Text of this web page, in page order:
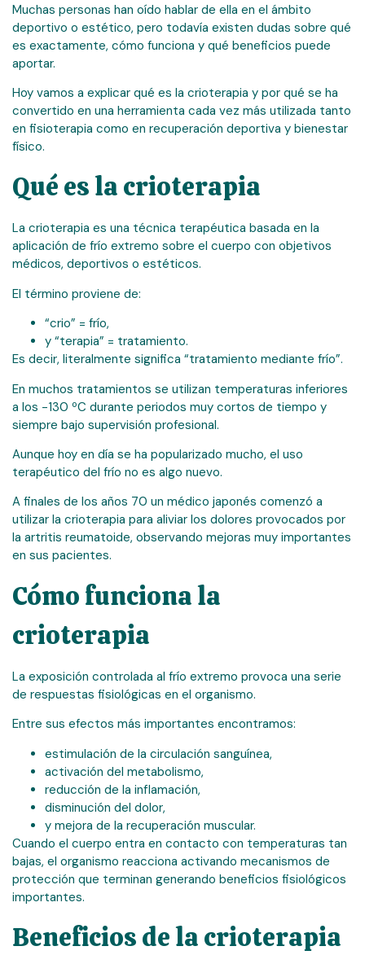
Muchas personas han oído hablar de ella en el ámbito
deportivo o estético, pero todavía existen dudas sobre qué
es exactamente, cómo funciona y qué beneficios puede
aportar.
Hoy vamos a explicar qué es la crioterapia y por qué se ha
convertido en una herramienta cada vez más utilizada tanto
en fisioterapia como en recuperación deportiva y bienestar
físico.
Qué es la crioterapia
La crioterapia es una técnica terapéutica basada en la
aplicación de frío extremo sobre el cuerpo con objetivos
médicos, deportivos o estéticos.
El término proviene de:
“crio” = frío,
y “terapia” = tratamiento.
Es decir, literalmente significa “tratamiento mediante frío”.
En muchos tratamientos se utilizan temperaturas inferiores
a los -130 ºC durante periodos muy cortos de tiempo y
siempre bajo supervisión profesional.
Aunque hoy en día se ha popularizado mucho, el uso
terapéutico del frío no es algo nuevo.
A finales de los años 70 un médico japonés comenzó a
utilizar la crioterapia para aliviar los dolores provocados por
la artritis reumatoide, observando mejoras muy importantes
en sus pacientes.
Cómo funciona la
crioterapia
La exposición controlada al frío extremo provoca una serie
de respuestas fisiológicas en el organismo.
Entre sus efectos más importantes encontramos:
estimulación de la circulación sanguínea,
activación del metabolismo,
reducción de la inflamación,
disminución del dolor,
y mejora de la recuperación muscular.
Cuando el cuerpo entra en contacto con temperaturas tan
bajas, el organismo reacciona activando mecanismos de
protección que terminan generando beneficios fisiológicos
importantes.
Beneficios de la crioterapia